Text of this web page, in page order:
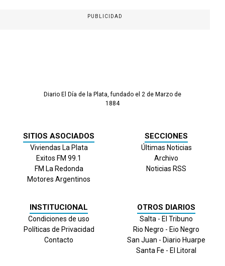
PUBLICIDAD
Diario El Día de la Plata, fundado el 2 de Marzo de
1884
SITIOS ASOCIADOS
Viviendas La Plata
Exitos FM 99.1
FM La Redonda
Motores Argentinos
SECCIONES
Últimas Noticias
Archivo
Noticias RSS
INSTITUCIONAL
Condiciones de uso
Políticas de Privacidad
Contacto
OTROS DIARIOS
Salta - El Tribuno
Rio Negro - Eio Negro
San Juan - Diario Huarpe
Santa Fe - El Litoral